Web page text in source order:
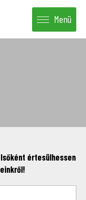
Menü
értesülhessen